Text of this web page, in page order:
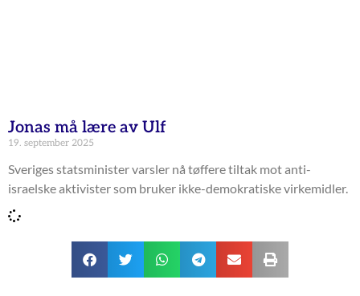
Jonas må lære av Ulf
19. september 2025
Sveriges statsminister varsler nå tøffere tiltak mot anti-
israelske aktivister som bruker ikke-demokratiske virkemidler.